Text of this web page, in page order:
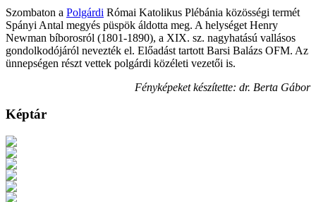
Szombaton a Polgárdi Római Katolikus Plébánia közösségi termét
Spányi Antal megyés püspök áldotta meg. A helységet Henry
Newman bíborosról (1801-1890), a XIX. sz. nagyhatású vallásos
gondolkodójáról nevezték el. Előadást tartott Barsi Balázs OFM. Az
ünnepségen részt vettek polgárdi közéleti vezetői is.
Fényképeket készítette: dr. Berta Gábor
Képtár